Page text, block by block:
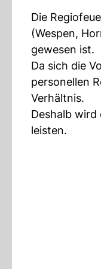
Die
(Wespen,
gewesen ist.
Da sich die
personellen
Verhältnis.
Deshalb wird
leisten.